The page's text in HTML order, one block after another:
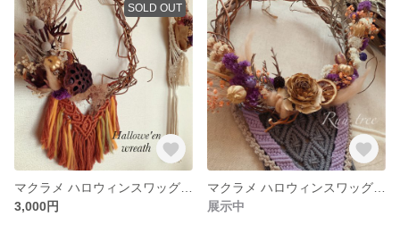
SOLD OUT
3,000円
展示中